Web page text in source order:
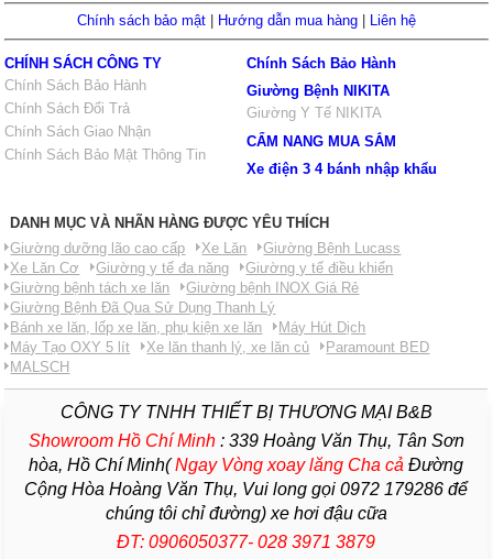
Chính sách bảo mật Hướng dẫn mua hàng Liên hệ
CHÍNH SÁCH CÔNG TY
Chính Sách Bảo Hành
Chính Sách Đổi Trả
Chính Sách Giao Nhận
Chính Sách Bảo Mật Thông Tin
Chính Sách Bảo Hành
Giường Bệnh NIKITA
Giường Y Tế NIKITA
CẨM NANG MUA SẮM
Xe điện 3 4 bánh nhập khẩu
DANH MỤC VÀ NHÃN HÀNG ĐƯỢC YÊU THÍCH
Giường dưỡng lão cao cấp
Xe Lăn
Giường Bệnh Lucass
Xe Lăn Cơ
Giường y tế đa năng
Giường y tế điều khiển
Giường bệnh tách xe lăn
Giường bệnh INOX Giá Rẻ
Giường Bệnh Đã Qua Sử Dụng Thanh Lý
Bánh xe lăn, lốp xe lăn, phụ kiện xe lăn
Máy Hút Dịch
Máy Tạo OXY 5 lít
Xe lăn thanh lý, xe lăn củ
Paramount BED
MALSCH
CÔNG TY TNHH THIẾT BỊ THƯƠNG MẠI B&B
Showroom Hồ Chí Minh:339 Hoàng Văn Thụ, Tân Sơn
hòa, Hồ Chí Minh(Ngay Vòng xoay lăng Cha cả Đường
Cộng Hòa Hoàng Văn Thụ, Vui long gọi 0972 179286 để
chúng tôi chỉ đường) xe hơi đậu cữa
ĐT: 0906050377- 028 3971 3879